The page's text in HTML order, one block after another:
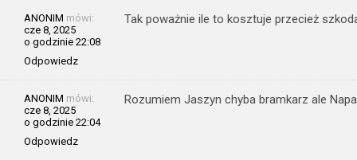
ANONIM mówi:
cze 8, 2025
o godzinie 22:08
Odpowiedz
Tak poważnie ile to kosztuje przecież
ANONIM mówi:
cze 8, 2025
o godzinie 22:04
Odpowiedz
Rozumiem Jaszyn chyba bramkarz ale